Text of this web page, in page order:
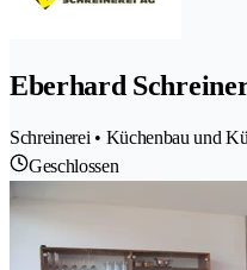
Eberhard
Schreinerei • Küchenbau und
Geschlossen